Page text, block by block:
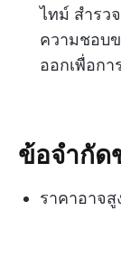
ไทม์ สำรว
ความชอบ
ออกเพื่อกา
ข้อจำกัด
ราคาอาจ